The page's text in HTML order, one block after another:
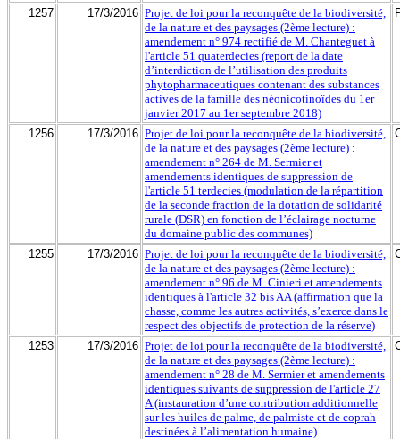
1257 17/3/2016 Projet de loi pour la reconquête de la biodiversité,
de la nature et des paysages (2ème lecture) :
amendement n° 974 rectifié de M. Chanteguet à
l'article 51 quaterdecies (report de la date
d’interdiction de l’utilisation des produits
phytopharmaceutiques contenant des substances
actives de la famille des néonicotinoïdes du 1er
janvier 2017 au 1er septembre 2018)
1256 17/3/2016 Projet de loi pour la reconquête de la biodiversité,
de la nature et des paysages (2ème lecture) :
amendement n° 264 de M. Sermier et
amendements identiques de suppression de
l'article 51 terdecies (modulation de la répartition
de la seconde fraction de la dotation de solidarité
rurale (DSR) en fonction de l’éclairage nocturne
du domaine public des communes)
1255 17/3/2016 Projet de loi pour la reconquête de la biodiversité,
de la nature et des paysages (2ème lecture) :
amendement n° 96 de M. Cinieri et amendements
identiques à l'article 32 bis AA (affirmation que la
chasse, comme les autres activités, s’exerce dans le
respect des objectifs de protection de la réserve)
1253 17/3/2016 Projet de loi pour la reconquête de la biodiversité,
de la nature et des paysages (2ème lecture) :
amendement n° 28 de M. Sermier et amendements
identiques suivants de suppression de l'article 27
A (instauration d’une contribution additionnelle
sur les huiles de palme, de palmiste et de coprah
destinées à l’alimentation humaine)